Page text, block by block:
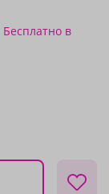
Бесплатно в